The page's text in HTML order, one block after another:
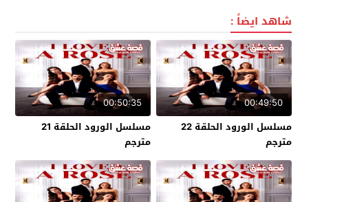
شاهد ايضاً :
00:49:50
مسلسل الورود الحلقة 22
مترجم
00:50:35
مسلسل الورود الحلقة 21
مترجم